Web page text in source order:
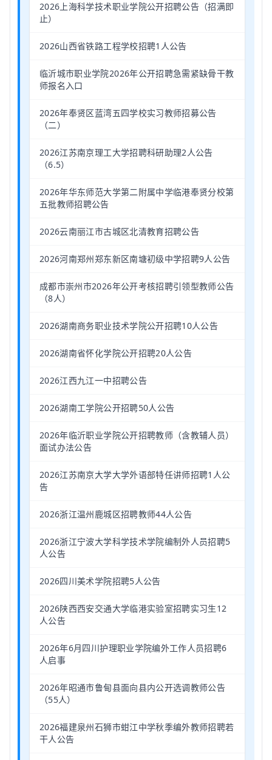
2026上海科学技术职业学院公开招聘公告（招满即
止）
2026山西省铁路工程学校招聘1人公告
临沂城市职业学院2026年公开招聘急需紧缺骨干教
师报名入口
2026年奉贤区蓝湾五四学校实习教师招募公告
（二）
2026江苏南京理工大学招聘科研助理2人公告
（6.5）
2026年华东师范大学第二附属中学临港奉贤分校第
五批教师招聘公告
2026云南丽江市古城区北清教育招聘公告
2026河南郑州郑东新区南塘初级中学招聘9人公告
成都市崇州市2026年公开考核招聘引领型教师公告
（8人）
2026湖南商务职业技术学院公开招聘10人公告
2026湖南省怀化学院公开招聘20人公告
2026江西九江一中招聘公告
2026湖南工学院公开招聘50人公告
2026年临沂职业学院公开招聘教师（含教辅人员）
面试办法公告
2026江苏南京大学大学外语部特任讲师招聘1人公
告
2026浙江温州鹿城区招聘教师44人公告
2026浙江宁波大学科学技术学院编制外人员招聘5
人公告
2026四川美术学院招聘5人公告
2026陕西西安交通大学临港实验室招聘实习生12
人公告
2026年6月四川护理职业学院编外工作人员招聘6
人启事
2026年昭通市鲁甸县面向县内公开选调教师公告
（55人）
2026福建泉州石狮市蚶江中学秋季编外教师招聘若
干人公告